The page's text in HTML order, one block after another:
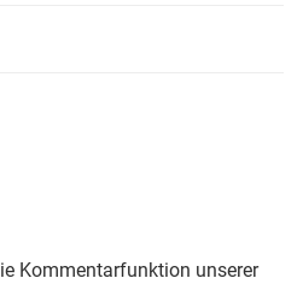
Kommentarfunktion unserer